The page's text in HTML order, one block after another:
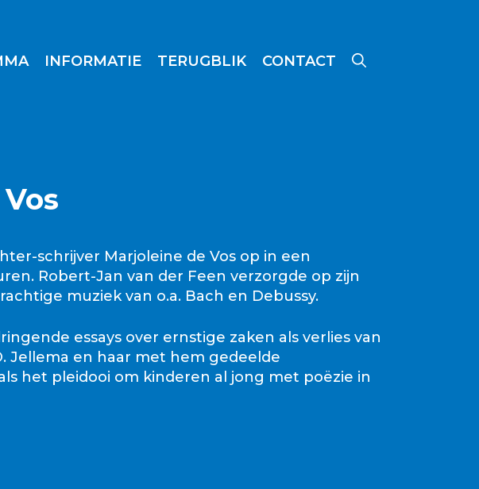
INFORMATIE TERUGBLIK CONTACT
schrijver Marjoleine de Vos op in een
Robert-Jan van der Feen verzorgde op zijn
muziek van o.a. Bach en Debussy.
essays over ernstige zaken als verlies van
Jellema en haar met hem gedeelde
het pleidooi om kinderen al jong met poëzie in